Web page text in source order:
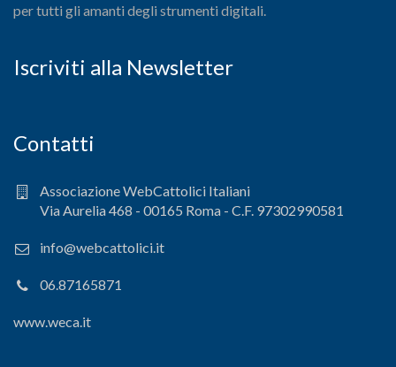
per tutti gli amanti degli strumenti digitali.
Iscriviti alla Newsletter
Contatti
Associazione WebCattolici Italiani
Via Aurelia 468 - 00165 Roma - C.F. 97302990581
info@webcattolici.it
06.87165871
www.weca.it